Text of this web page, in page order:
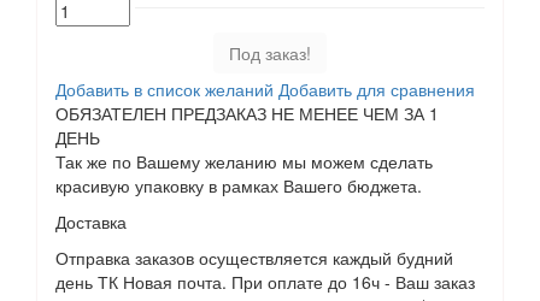
Под заказ!
Добавить в список желаний Добавить для сравнения
ОБЯЗАТЕЛЕН ПРЕДЗАКАЗ НЕ МЕНЕЕ ЧЕМ ЗА 1
ДЕНЬ
Так же по Вашему желанию мы можем сделать
красивую упаковку в рамках Вашего бюджета.
Доставка
Отправка заказов осуществляется каждый будний
день ТК Новая почта. При оплате до 16ч - Ваш заказ